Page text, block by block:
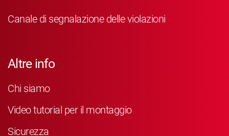
Canale di segnalazione delle violazioni
Altre info
Chi siamo
Video tutorial per il montaggio
Sicurezza